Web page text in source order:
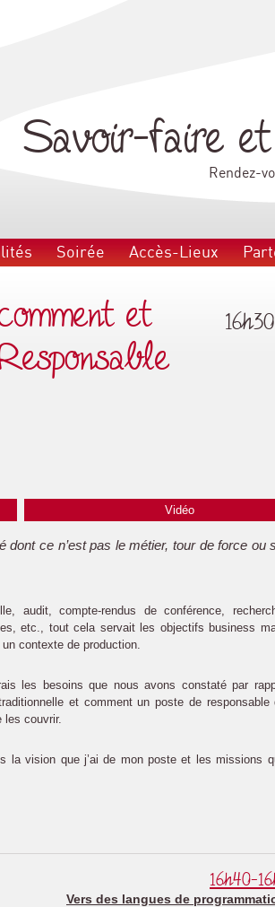
Savoir-faire
Rendez-
Soirée Accès-Lieux
et
Vidéo
ce n’est pas le métier, tour de force ou
audit, compte-rendus de conférence,
etc., tout cela servait les objectifs business
contexte de production.
les besoins que nous avons constaté par
et comment un poste de responsable
les couvrir.
la vision que j’ai de mon poste et les missions
16h40-
Vers des langues de